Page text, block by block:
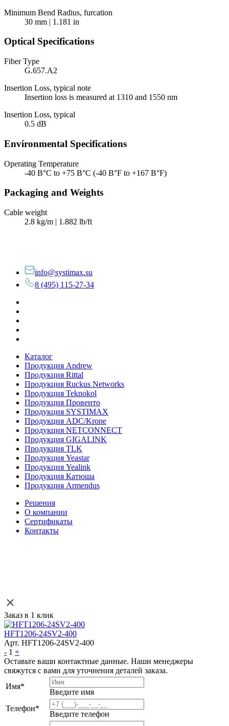
Minimum Bend Radius, furcation
30 mm | 1.181 in
Optical Specifications
Fiber Type
G.657.A2
Insertion Loss, typical note
Insertion loss is measured at 1310 and 1550 nm
Insertion Loss, typical
0.5 dB
Environmental Specifications
Operating Temperature
-40 В°C to +75 В°C (-40 В°F to +167 В°F)
Packaging and Weights
Cable weight
2.8 kg/m | 1.882 lb/ft
info@systimax.su
8 (495) 115-27-34
Каталог
Продукция Andrew
Продукция Rittal
Продукция Ruckus Networks
Продукция Teknokol
Продукция Провенто
Продукция SYSTIMAX
Продукция ADC/Krone
Продукция NETCONNECT
Продукция GIGALINK
Продукция TLK
Продукция Yeastar
Продукция Yealink
Продукция Катюша
Продукция Armendus
Решения
О компании
Сертификаты
Контакты
Заказ в 1 клик
HFT1206-24SV2-400
Арт. HFT1206-24SV2-400
- 1 +
Оставьте ваши контактные данные. Наши менеджеры
свяжутся с вами для уточнения деталей заказа.
Имя*
Введите имя
Телефон*
Введите телефон